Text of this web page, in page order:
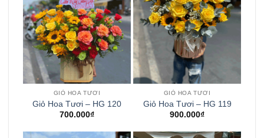
GIỎ HOA TƯƠI
Giỏ Hoa Tươi – HG 120
700.000₫
GIỎ HOA TƯƠI
Giỏ Hoa Tươi – HG 119
900.000₫